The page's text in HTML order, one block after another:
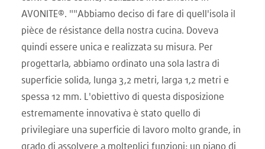
AVONITE®. ""Abbiamo deciso di fare di quell'isola il
pièce de résistance della nostra cucina. Doveva
quindi essere unica e realizzata su misura. Per
progettarla, abbiamo ordinato una sola lastra di
superficie solida, lunga 3,2 metri, larga 1,2 metri e
spessa 12 mm. L'obiettivo di questa disposizione
estremamente innovativa è stato quello di
privilegiare una superficie di lavoro molto grande, in
grado di assolvere a molteplici funzioni: un piano di